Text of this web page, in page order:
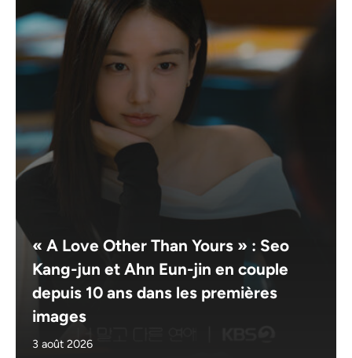
« A Love Other Than Yours » : Seo
Kang-jun et Ahn Eun-jin en couple
depuis 10 ans dans les premières
images
3 août 2026